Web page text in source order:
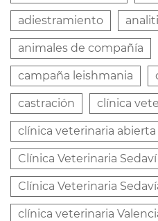
adiestramiento
animales de compañía
campaña leishmania
castración clínica
clínica veterinaria
Clínica Veterinaria Sedaví
Clínica Veterinaria
clínica veterinaria